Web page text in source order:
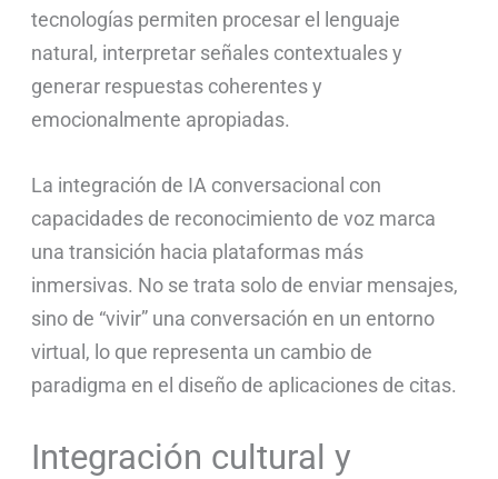
tecnologías permiten procesar el lenguaje
natural, interpretar señales contextuales y
generar respuestas coherentes y
emocionalmente apropiadas.
La integración de IA conversacional con
capacidades de reconocimiento de voz marca
una transición hacia plataformas más
inmersivas. No se trata solo de enviar mensajes,
sino de “vivir” una conversación en un entorno
virtual, lo que representa un cambio de
paradigma en el diseño de aplicaciones de citas.
Integración cultural y